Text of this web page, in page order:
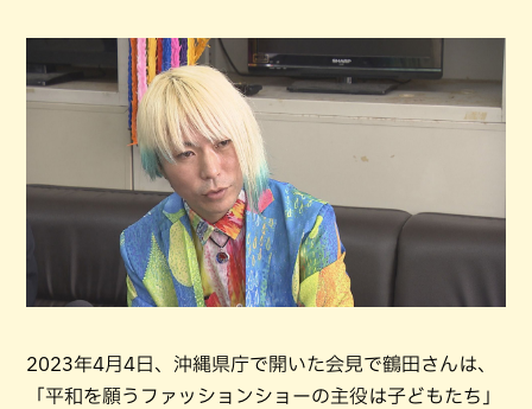
2023年4月4日、沖縄県庁で開いた会見で鶴田さんは、
「平和を願うファッションショーの主役は子どもたち」